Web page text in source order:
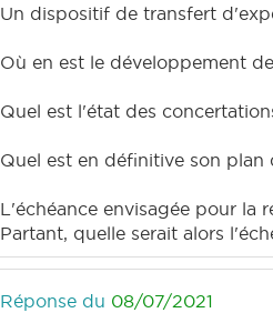
Un dispositif de transfert
Où en est le développement
Quel est l'état des
Quel est en définitive son plan
L'échéance envisagée pour la
Partant, quelle serait alors
Réponse du 08/07/2021